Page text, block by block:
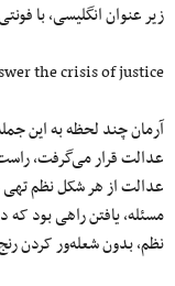
زیر عنوان انگلیسی، با
the crisis of justice?
آرمان چند لحظه به این
عدالت قرار می‌گرفت،
عدالت از هر شکل نظم
مسئله، یافتن راهی بود که
نظم، بدون شعله‌ور کردن